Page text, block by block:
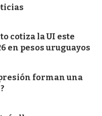
cotiza la UI este
en pesos uruguayos
forman una